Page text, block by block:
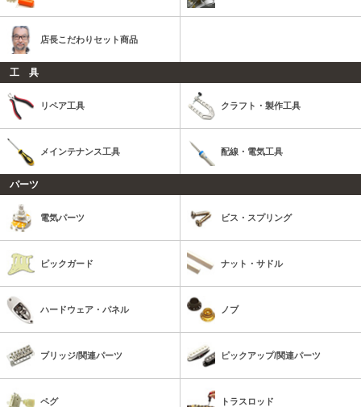
店長こだわりセット商品
工 具
リペア工具 クラフト・製作工具
メインテナンス工具 配線・電気工具
パーツ
電気パーツ ビス・スプリング
ピックガード ナット・サドル
ハードウェア・パネル ノブ
ブリッジ/関連パーツ ピックアップ/関連パーツ
ペグ トラスロッド